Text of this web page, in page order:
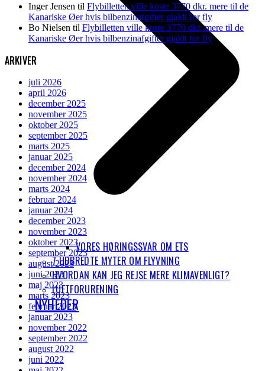
VORES HØRINGSSVAR OM ETS
7 UDBREDTE MYTER OM FLYVNING
HVORDAN KAN JEG REJSE MERE KLIMAVENLIGT?
LUFTFORURENING
NYHEDER
Inger Jensen til Flybilletten ville koste 3770 dkr. mere til de
Kanariske Øer hvis bilbenzinafgifter gjaldt for fly
Bo Nielsen til Flybilletten ville koste 3770 dkr. mere til de
Kanariske Øer hvis bilbenzinafgifter gjaldt for fly
ARKIVER
juli 2026
april 2026
december 2025
november 2025
oktober 2025
september 2025
marts 2025
januar 2025
december 2024
november 2024
marts 2024
februar 2024
januar 2024
december 2023
november 2023
oktober 2023
september 2023
august 2023
juni 2023
maj 2023
marts 2023
februar 2023
januar 2023
november 2022
september 2022
august 2022
juni 2022